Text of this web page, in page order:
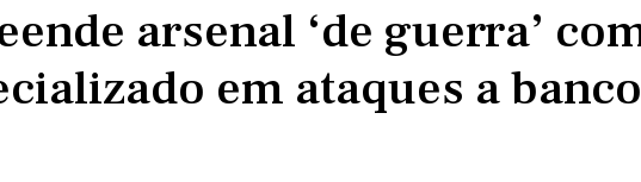
arsenal ‘de guerra’
em ataques a